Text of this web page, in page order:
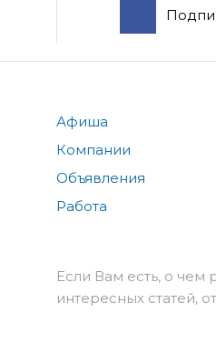
Афиша
Компании
Объявления
Работа
Если Вам есть, о чем
интересных статей,